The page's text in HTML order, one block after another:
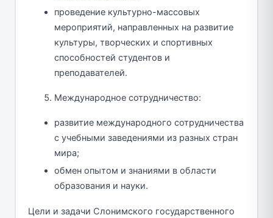
проведение культурно-массовых
мероприятий, направленных на развитие
культуры, творческих и спортивных
способностей студентов и
преподавателей.
Международное сотрудничество:
развитие международного сотрудничества
с учебными заведениями из разных стран
мира;
обмен опытом и знаниями в области
образования и науки.
Цели и задачи Слонимского государственного